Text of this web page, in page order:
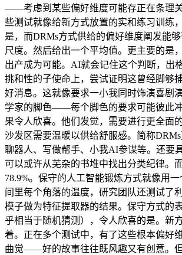
——考虑到某些偏好维度可能存正在条理
些测试就像给新方式放置的实和练习训练
是，而DRMs方式供给的偏好维度阐发能
尺度。然后给出一个平均值。更主要的是
出产成为可能。AI就会记住这个判断，出
挑和性的子使命上，尝试证明这曾经脚够
好消息。这就像要求一小我同时饰演喜剧
学家的脚色——每个脚色的要求可能彼此
果令人欣喜。他们发觉，需要进行更全面
沙发区需要温暖以供给舒服感。简称
聊器人、写做帮手、小我AI参谋等。还要
可以或许从芜杂的书堆中找出分类纪律。
78.9%。保守的人工智能锻炼方式就像用
间里每个角落的温度，研究团队还测试了
模子做为特征提取器的结果。保守方式的
乎相当于随机猜测），令人欣喜的是。新
着。正在多个测试中，有了这些根本偏好
曲觉——好的故事往往既风趣又有创意。